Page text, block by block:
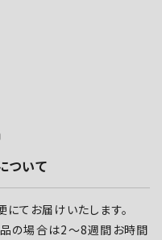
ついて
てお届けいたします。
の場合は2～8週間お時間